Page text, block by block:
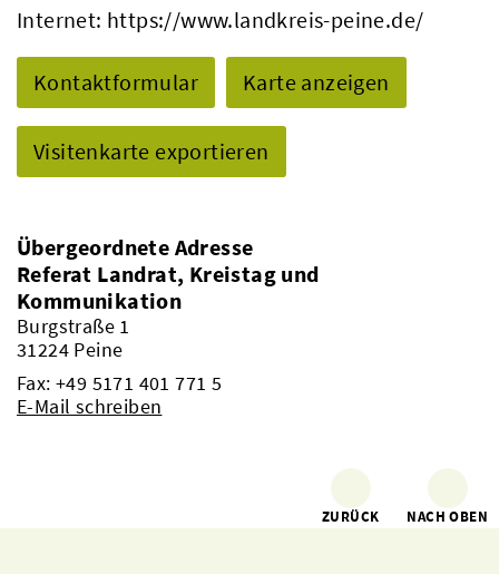
Internet: https://www.landkreis-peine.de/
Kontaktformular Karte anzeigen
Visitenkarte exportieren
Übergeordnete Adresse
Referat Landrat, Kreistag und
Kommunikation
Burgstraße 1
31224 Peine
Fax: +49 5171 401 771 5
E-Mail schreiben
ZURÜCK NACH OBEN